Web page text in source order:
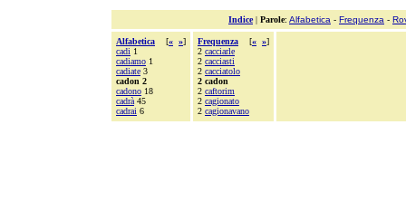
Indice| Parole: Alfabetica - Frequenza -
Alfabetica [« »]
cadi 1
cadiamo 1
cadiate 3
cadon 2
cadono 18
cadrà 45
cadrai 6
Frequenza [« »]
2 cacciarle
2 cacciasti
2 cacciatolo
2 cadon
2 caftorim
2 cagionato
2 cagionavano